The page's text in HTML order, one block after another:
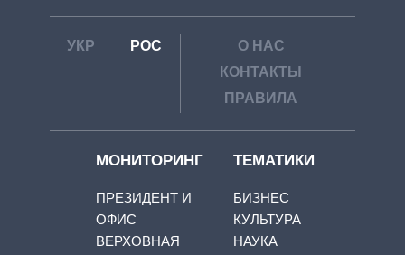
УКР РОС
О НАС
КОНТАКТЫ
ПРАВИЛА
МОНИТОРИНГ
ПРЕЗИДЕНТ И
ОФИС
ВЕРХОВНАЯ
ТЕМАТИКИ
БИЗНЕС
КУЛЬТУРА
НАУКА